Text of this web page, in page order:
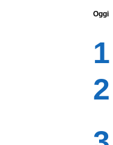
Oggi